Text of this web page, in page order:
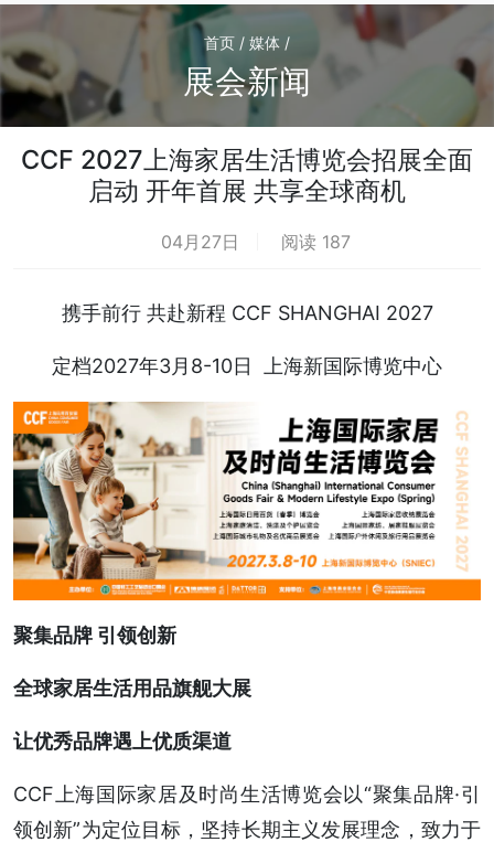
首页 / 媒体 /
展会新闻
CCF 2027上海家居生活博览会招展全面
启动 开年首展 共享全球商机
04月27日 阅读 187
携手前行 共赴新程 CCF SHANGHAI 2027
定档2027年3月8-10日 上海新国际博览中心
聚集品牌 引领创新
全球家居生活用品旗舰大展
让优秀品牌遇上优质渠道
CCF上海国际家居及时尚生活博览会以“聚集品牌·引
领创新”为定位目标，坚持长期主义发展理念，致力于